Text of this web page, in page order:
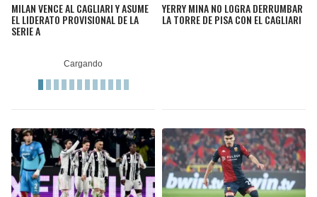
MILAN VENCE AL CAGLIARI Y ASUME
EL LIDERATO PROVISIONAL DE LA
SERIE A
YERRY MINA NO LOGRA DERRUMBAR
LA TORRE DE PISA CON EL CAGLIARI